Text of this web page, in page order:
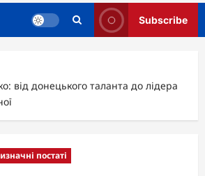
Subscribe
від донецького таланта до лідера
постаті